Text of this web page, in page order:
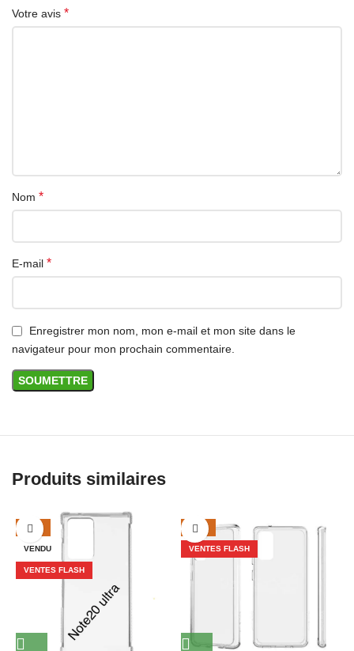
Votre avis *
Nom *
E-mail *
Enregistrer mon nom, mon e-mail et mon site dans le
navigateur pour mon prochain commentaire.
Produits similaires
-29%
VENDU
VENTES FLASH
-43%
VENTES FLASH